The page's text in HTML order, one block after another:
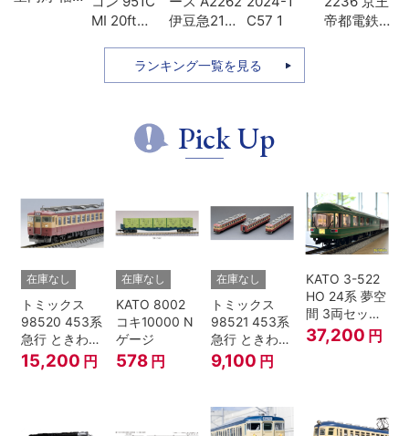
MI 20ft
伊豆急2100
ルファ・リ
ゾート21 登
C57 1
帝都電鉄
ランキング一覧を見る
Pick Up
在庫なし
トミックス
98520 453系
急行 ときわ
基本4両セッ
ト Nゲージ
15,200 円
在庫なし
KATO 8002
コキ10000 N
ゲージ
578 円
在庫なし
トミックス
98521 453系
急行 ときわ
増結3両セッ
ト Nゲージ
9,100 円
KATO 3-522
HO 24系 夢空
間 3両セット
HOゲージ
37,200 円